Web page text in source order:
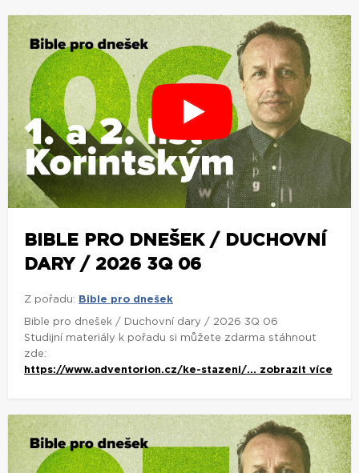
BIBLE PRO DNEŠEK / DUCHOVNÍ
DARY / 2026 3Q 06
Z pořadu: Bible pro dnešek
Bible pro dnešek / Duchovní dary / 2026 3Q 06
Studijní materiály k pořadu si můžete zdarma stáhnout
zde:
https://www.adventorion.cz/ke-stazeni/... zobrazit více